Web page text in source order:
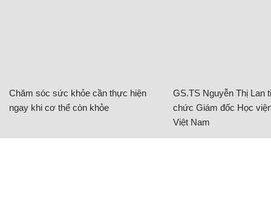
Chăm sóc sức khỏe cần thực hiện
ngay khi cơ thể còn khỏe
GS.TS Nguyễn Thị Lan
chức Giám đốc Học
Việt Nam